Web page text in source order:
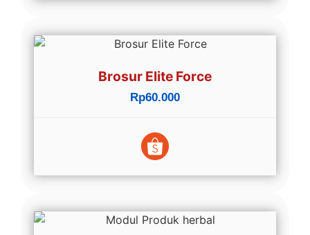
Brosur Elite Force
Rp60.000